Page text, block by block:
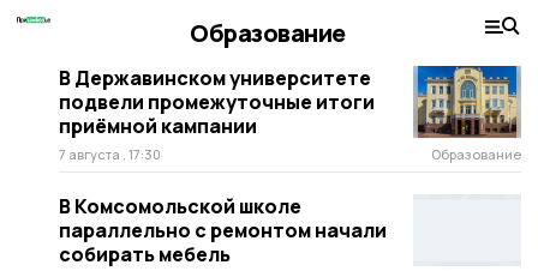
Образование
В Державинском университете
подвели промежуточные итоги
приёмной кампании
7 августа , 17:30 Образование
В Комсомольской школе
параллельно с ремонтом начали
собирать мебель